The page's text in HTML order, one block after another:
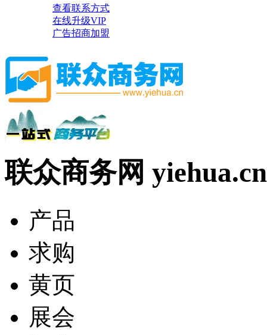
查看联系方式
在线升级VIP
广告招商加盟
联众商务网
产品
求购
黄页
展会